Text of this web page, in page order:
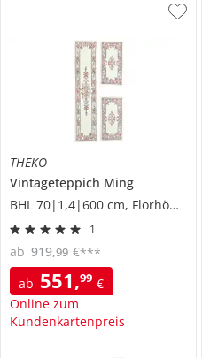
THEKO
Vintageteppich Ming
BHL 70|1,4|600 cm, Florhöhe 1 cm
1
ab 551,99 €
Online zum
Kundenkartenpreis
ab 919,99 €***